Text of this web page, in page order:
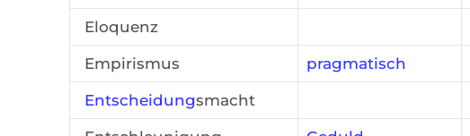
Eloquenz
Empirismus pragmatisch
Entscheidungsmacht